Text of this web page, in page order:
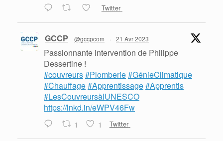
Twitter
GCCP @gccpcom · 21 Avr 2023
Passionnante intervention de Philippe
Dessertine !
#couvreurs#Plomberie#GénieClimatique
#Chauffage#Apprentissage#Apprentis
#LesCouvreursàlUNESCO
https://lnkd.in/eWPV46Fw
1 1 Twitter